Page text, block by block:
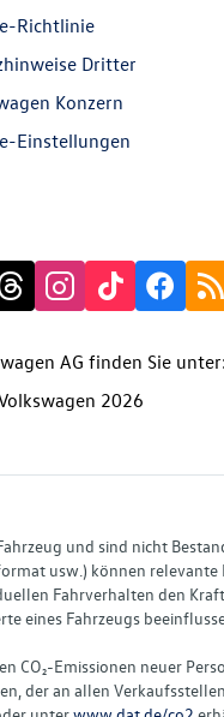
Richtlinie
Dritter
Konzern
Einstellungen
AG finden Sie unter:
2026
und sind nicht
usw.) können
Fahrverhalten den
eines Fahrzeugs
Emissionen neuer
der an allen